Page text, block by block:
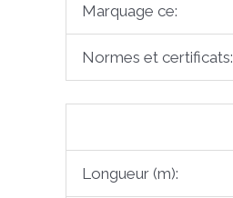
Marquage ce:
Normes et certificats:
Longueur (m):